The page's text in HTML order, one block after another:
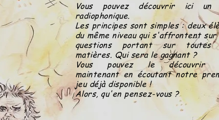
Vous pouvez découvrir ici un
radiophonique.
Les principes sont simples : deux
du même niveau qui s'affrontent sur
questions portant sur toutes
matières. Qui sera le gagnant ?
Vous pouvez le découvrir
maintenant en écoutant notre
jeu déjà disponible !
Alors, qu'en pensez-vous ?